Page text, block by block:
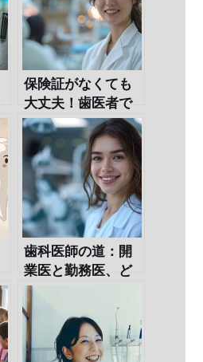
保険証がなくても
大丈夫！歯医者で
の治療ガイド
歯科医師の道：開
業医と勤務医、ど
ちらの年収が上を
行く？